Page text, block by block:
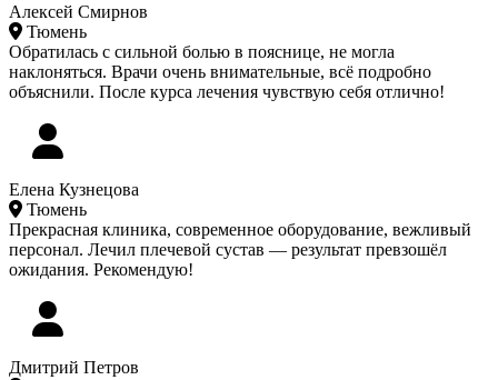
Алексей Смирнов
Тюмень
Обратилась с сильной болью в пояснице, не могла
наклоняться. Врачи очень внимательные, всё подробно
объяснили. После курса лечения чувствую себя отлично!
Елена Кузнецова
Тюмень
Прекрасная клиника, современное оборудование, вежливый
персонал. Лечил плечевой сустав — результат превзошёл
ожидания. Рекомендую!
Дмитрий Петров